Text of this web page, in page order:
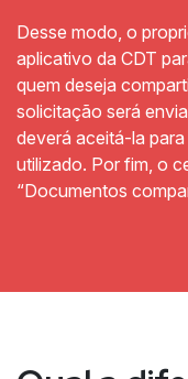
Desse modo, o
aplicativo da CDT
quem deseja
solicitação será
deverá aceitá-la
utilizado. Por fim, o
“Documentos